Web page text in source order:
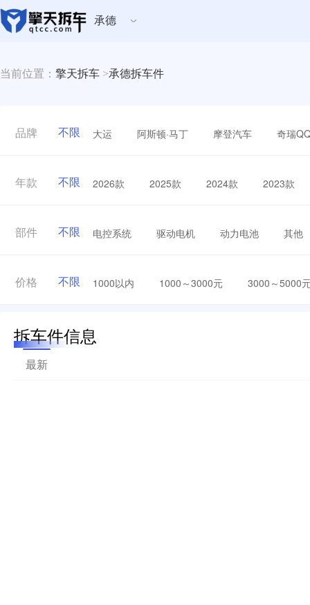
承德
当前位置： 擎天拆车 >承德拆车件
品牌 不限 大运 阿斯顿·马丁 摩登汽车 奇瑞
年款 不限 2026款 2025款 2024款 2023款
部件 不限 电控系统 驱动电机 动力电池 其他
价格 不限 1000以内 1000～3000元 3000～5000
拆车件信息
最新